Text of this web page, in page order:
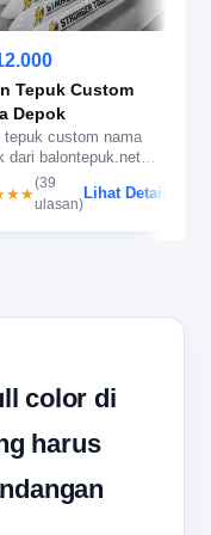
Tepuk Custom
Depok
tepuk custom nama
dari balontepuk.net
event rapi, cepat, dan
(39
ulasan)
Lihat Detail
color di
harus